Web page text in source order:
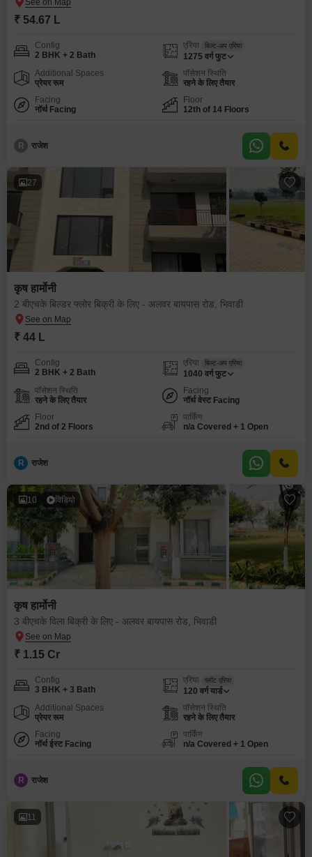
₹ 54.67 L
Config
2 BHK + 2 Bath
एरिया बिल्ट-अप एरिया
1275 वर्ग फुट
Additional Spaces
प्रेयर रूम
पॉसेशन स्थिति
रहने के लिए तैयार
Facing
नॉर्थ Facing
Floor
12th of 14 Floors
R राजेश
27
कृष हार्मोनी
2 बीएचके बिल्डर फ्लोर बिक्री के लिए - अलवर बायपास रोड, भिवाडी
₹ 44 L
Config
2 BHK + 2 Bath
एरिया बिल्ट-अप एरिया
1040 वर्ग फुट
पॉसेशन स्थिति
रहने के लिए तैयार
Facing
नॉर्थ वेस्ट Facing
Floor
2nd of 2 Floors
पार्किंग
n/a Covered + 1 Open
R राजेश
10 विडियो
कृष हार्मोनी
3 बीएचके विला बिक्री के लिए - अलवर बायपास रोड, भिवाडी
₹ 1.15 Cr
Config
3 BHK + 3 Bath
एरिया प्लॉट एरिया
120 वर्ग यार्ड
Additional Spaces
प्रेयर रूम
पॉसेशन स्थिति
रहने के लिए तैयार
Facing
नॉर्थ ईस्ट Facing
पार्किंग
n/a Covered + 1 Open
R राजेश
11